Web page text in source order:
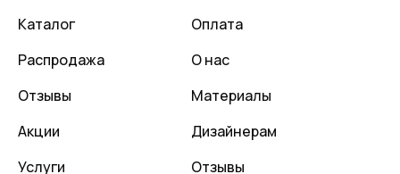
Каталог
Распродажа
Отзывы
Акции
Услуги
Оплата
О нас
Материалы
Дизайнерам
Отзывы